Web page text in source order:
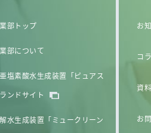
部トップ
部について
塩素酸水生成装置「ピュアス
ンドサイト
水生成装置「ミュークリーン
お
コ
資
お